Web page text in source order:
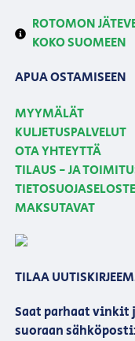
ROTOMON
KOKO SUOMEEN
APUA OSTAMISEEN
MYYMÄLÄT
KULJETUSPALVELUT
OTA YHTEYTTÄ
TILAUS - JA
TIETOSUOJASELOSTE
MAKSUTAVAT
TILAA
Saat parhaat
suoraan